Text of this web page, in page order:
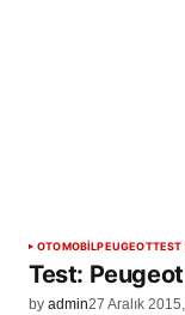
OTOMOBİLPEUGEOTTEST
Test:
by admin27 Aralık